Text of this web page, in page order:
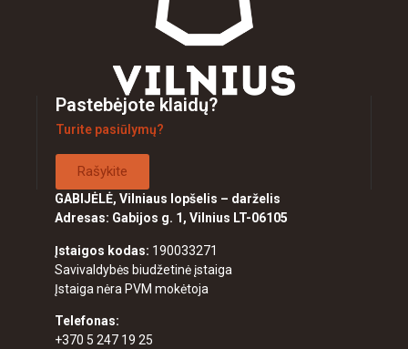
Pastebėjote klaidų?
Turite pasiūlymų?
Rašykite
GABIJĖLĖ, Vilniaus lopšelis – darželis
Adresas: Gabijos g. 1, Vilnius LT-06105
Įstaigos kodas: 190033271
Savivaldybės biudžetinė įstaiga
Įstaiga nėra PVM mokėtoja
Telefonas:
+370 5 247 19 25